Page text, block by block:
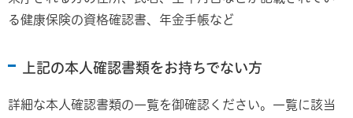
る健康保険の資格確認書、年金手帳など
上記の本人確認書類をお持ちでない方
詳細な本人確認書類の一覧を御確認ください。一覧に該当